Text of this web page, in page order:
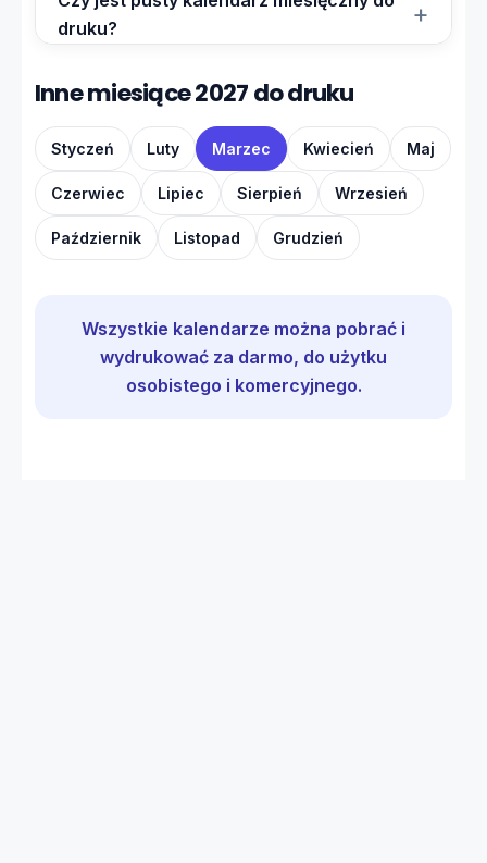
druku?
Inne miesiące 2027 do druku
Styczeń Luty Marzec Kwiecień Maj
Czerwiec Lipiec Sierpień Wrzesień
Październik Listopad Grudzień
Wszystkie kalendarze można pobrać i
wydrukować za darmo, do użytku
osobistego i komercyjnego.